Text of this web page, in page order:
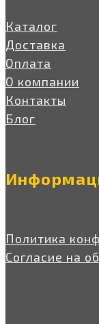
Каталог
Доставка
Оплата
О компании
Контакты
Блог
Политика
Согласие на